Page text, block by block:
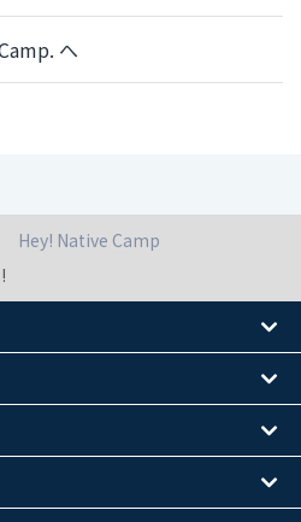
へ
Hey! Native Camp